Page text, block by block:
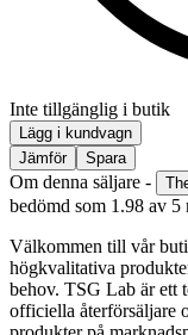
Inte tillgänglig i butik
Lägg i kundvagn
Jämför
Spara
Om denna säljare -
bedömd som 1.98 av 5
Välkommen till vår
högkvalitativa
behov. TSG Lab är ett
officiella återförsäljare